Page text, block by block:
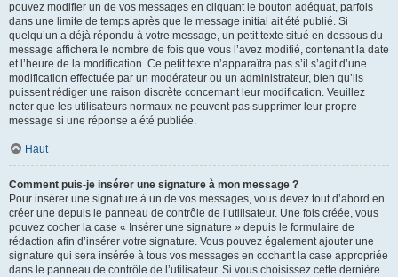
pouvez modifier un de vos messages en cliquant le bouton adéquat, parfois
dans une limite de temps après que le message initial ait été publié. Si
quelqu’un a déjà répondu à votre message, un petit texte situé en dessous du
message affichera le nombre de fois que vous l’avez modifié, contenant la date
et l’heure de la modification. Ce petit texte n’apparaîtra pas s’il s’agit d’une
modification effectuée par un modérateur ou un administrateur, bien qu’ils
puissent rédiger une raison discrète concernant leur modification. Veuillez
noter que les utilisateurs normaux ne peuvent pas supprimer leur propre
message si une réponse a été publiée.
Haut
Comment puis-je insérer une signature à mon message ?
Pour insérer une signature à un de vos messages, vous devez tout d’abord en
créer une depuis le panneau de contrôle de l’utilisateur. Une fois créée, vous
pouvez cocher la case « Insérer une signature » depuis le formulaire de
rédaction afin d’insérer votre signature. Vous pouvez également ajouter une
signature qui sera insérée à tous vos messages en cochant la case appropriée
dans le panneau de contrôle de l’utilisateur. Si vous choisissez cette dernière